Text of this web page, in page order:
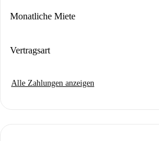
Monatliche Miete
Vertragsart
Alle Zahlungen anzeigen